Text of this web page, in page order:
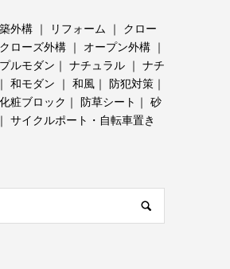
外構 ｜ リフォーム ｜ クロー
ローズ外構 ｜ オープン外構 ｜
ルモダン ｜ ナチュラル ｜ ナチ
｜ 和モダン ｜ 和風 ｜ 防犯対策 ｜
化粧ブロック ｜ 防草シート ｜ 砂
｜ サイクルポート・自転車置き